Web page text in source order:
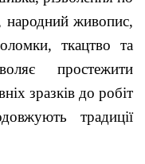
народний живопис,
ткацтво та
простежити
зразків до робіт
традиції